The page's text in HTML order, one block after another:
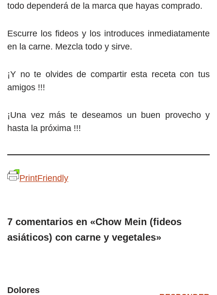
todo dependerá de la marca que hayas comprado.
Escurre los fideos y los introduces inmediatamente
en la carne. Mezcla todo y sirve.
¡Y no te olvides de compartir esta receta con tus
amigos !!!
¡Una vez más te deseamos un buen provecho y
hasta la próxima !!!
PrintFriendly
7 comentarios en «Chow Mein (fideos
asiáticos) con carne y vegetales»
Dolores